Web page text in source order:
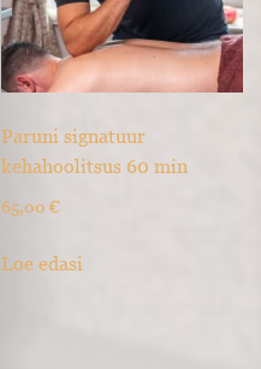
Paruni signatuur
kehahoolitsus 60 min
65,00€
Loe edasi